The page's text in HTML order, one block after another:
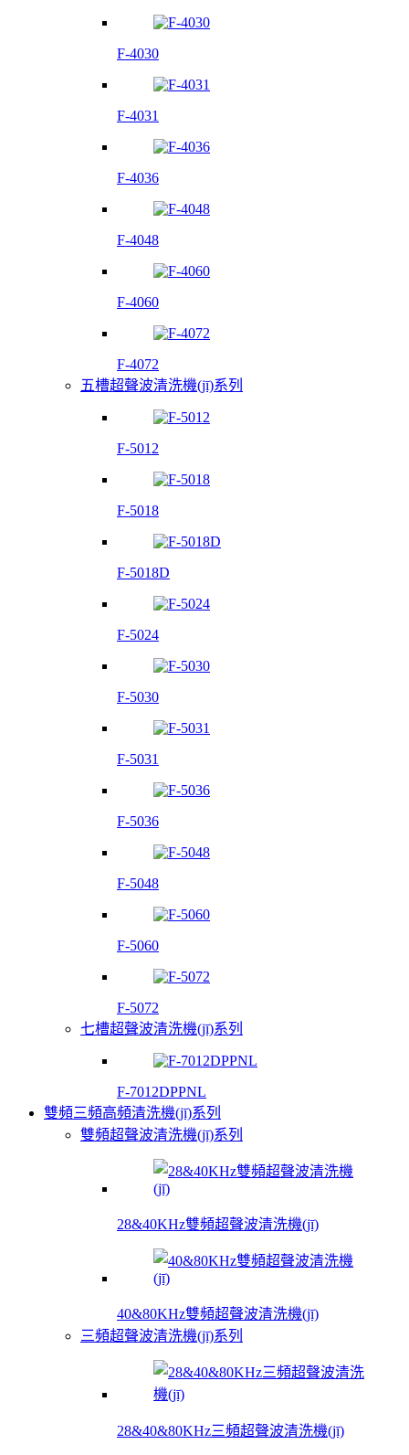
F-4030
F-4031
F-4036
F-4048
F-4060
F-4072
五槽超聲波清洗機(jī)系列
F-5012
F-5018
F-5018D
F-5024
F-5030
F-5031
F-5036
F-5048
F-5060
F-5072
七槽超聲波清洗機(jī)系列
F-7012DPPNL
雙頻三頻高頻清洗機(jī)系列
雙頻超聲波清洗機(jī)系列
28&40KHz雙頻超聲波清洗機(jī)
40&80KHz雙頻超聲波清洗機(jī)
三頻超聲波清洗機(jī)系列
28&40&80KHz三頻超聲波清洗機(jī)